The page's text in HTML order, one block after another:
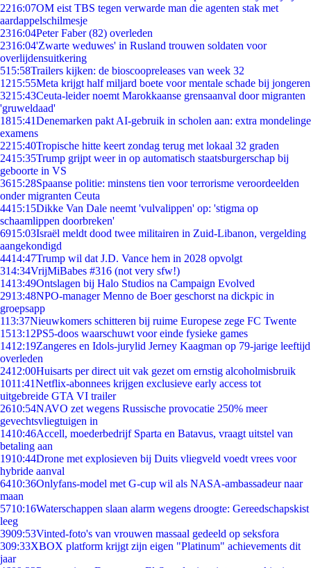
2216:07OM eist TBS tegen verwarde man die agenten stak met
aardappelschilmesje
2316:04Peter Faber (82) overleden
2316:04'Zwarte weduwes' in Rusland trouwen soldaten voor
overlijdensuitkering
515:58Trailers kijken: de bioscoopreleases van week 32
1215:55Meta krijgt half miljard boete voor mentale schade bij jongeren
3215:43Ceuta-leider noemt Marokkaanse grensaanval door migranten
'gruweldaad'
1815:41Denemarken pakt AI-gebruik in scholen aan: extra mondelinge
examens
2215:40Tropische hitte keert zondag terug met lokaal 32 graden
2415:35Trump grijpt weer in op automatisch staatsburgerschap bij
geboorte in VS
3615:28Spaanse politie: minstens tien voor terrorisme veroordeelden
onder migranten Ceuta
4415:15Dikke Van Dale neemt 'vulvalippen' op: 'stigma op
schaamlippen doorbreken'
6915:03Israël meldt dood twee militairen in Zuid-Libanon, vergelding
aangekondigd
4414:47Trump wil dat J.D. Vance hem in 2028 opvolgt
314:34VrijMiBabes #316 (not very sfw!)
1413:49Ontslagen bij Halo Studios na Campaign Evolved
2913:48NPO-manager Menno de Boer geschorst na dickpic in
groepsapp
113:37Nieuwkomers schitteren bij ruime Europese zege FC Twente
1513:12PS5-doos waarschuwt voor einde fysieke games
1412:19Zangeres en Idols-jurylid Jerney Kaagman op 79-jarige leeftijd
overleden
2412:00Huisarts per direct uit vak gezet om ernstig alcoholmisbruik
1011:41Netflix-abonnees krijgen exclusieve early access tot
uitgebreide GTA VI trailer
2610:54NAVO zet wegens Russische provocatie 250% meer
gevechtsvliegtuigen in
1410:46Accell, moederbedrijf Sparta en Batavus, vraagt uitstel van
betaling aan
1910:44Drone met explosieven bij Duits vliegveld voedt vrees voor
hybride aanval
6410:36Onlyfans-model met G-cup wil als NASA-ambassadeur naar
maan
5710:16Waterschappen slaan alarm wegens droogte: Gereedschapskist
leeg
3909:53Vinted-foto's van vrouwen massaal gedeeld op seksfora
309:33XBOX platform krijgt zijn eigen "Platinum" achievements dit
jaar